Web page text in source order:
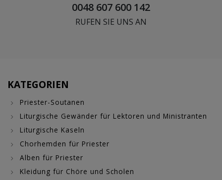
0048 607 600 142
RUFEN SIE UNS AN
KATEGORIEN
Priester-Soutanen
Liturgische Gewänder für Lektoren und Ministranten
Liturgische Kaseln
Chorhemden für Priester
Alben für Priester
Kleidung für Chöre und Scholen